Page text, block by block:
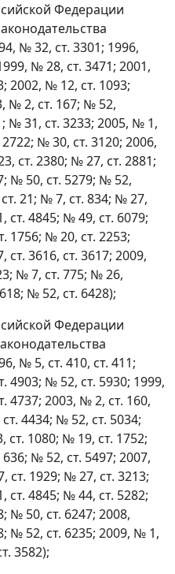
Федерации
№ 32, ст. 3301; 1996,
№ 28, ст. 3471; 2001,
2002, № 12, ст. 1093;
№ 2, ст. 167; № 52,
№ 31, ст. 3233; 2005, № 1,
2722; № 30, ст. 3120; 2006,
ст. 2380; № 27, ст. 2881;
№ 50, ст. 5279; № 52,
21; № 7, ст. 834; № 27,
ст. 4845; № 49, ст. 6079;
1756; № 20, ст. 2253;
3616, ст. 3617; 2009,
№ 7, ст. 775; № 26,
№ 52, ст. 6428);
Федерации
№ 5, ст. 410, ст. 411;
4903; № 52, ст. 5930; 1999,
4737; 2003, № 2, ст. 160,
4434; № 52, ст. 5034;
ст. 1080; № 19, ст. 1752;
№ 52, ст. 5497; 2007,
ст. 1929; № 27, ст. 3213;
ст. 4845; № 44, ст. 5282;
№ 50, ст. 6247; 2008,
№ 52, ст. 6235; 2009, № 1,
3582);